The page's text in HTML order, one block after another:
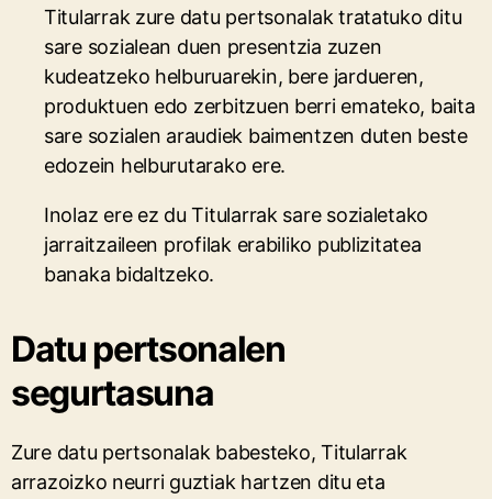
Titularrak zure datu pertsonalak tratatuko ditu
sare sozialean duen presentzia zuzen
kudeatzeko helburuarekin, bere jardueren,
produktuen edo zerbitzuen berri emateko, baita
sare sozialen araudiek baimentzen duten beste
edozein helburutarako ere.
Inolaz ere ez du Titularrak sare sozialetako
jarraitzaileen profilak erabiliko publizitatea
banaka bidaltzeko.
Datu pertsonalen
segurtasuna
Zure datu pertsonalak babesteko, Titularrak
arrazoizko neurri guztiak hartzen ditu eta